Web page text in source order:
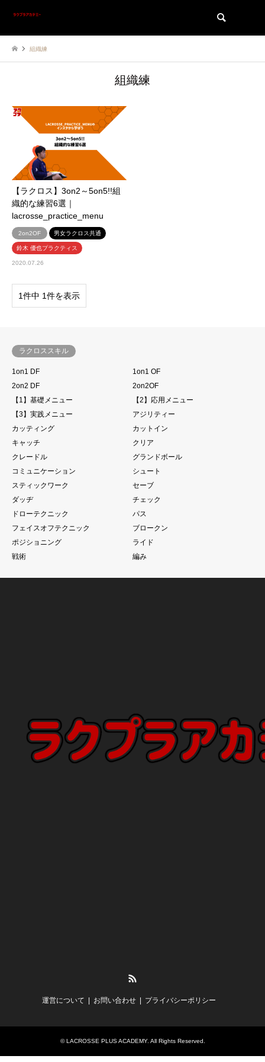
組織練
組織練
【ラクロス】3on2～5on5!!組
織的な練習6選｜
lacrosse_practice_menu
2on2OF 男女ラクロス共通
鈴木 優也プラクティス
2020.07.26
1件中 1件を表示
ラクロススキル
1on1 DF
1on1 OF
2on2 DF
2on2OF
【1】基礎メニュー
【2】応用メニュー
【3】実践メニュー
アジリティー
カッティング
カットイン
キャッチ
クリア
クレードル
グランドボール
コミュニケーション
シュート
スティックワーク
セーブ
ダッヂ
チェック
ドローテクニック
パス
フェイスオフテクニック
ブロークン
ポジショニング
ライド
戦術
編み
運営について お問い合わせ プライバシーポリシー
©LACROSSE PLUS ACADEMY. All Rights Reserved.